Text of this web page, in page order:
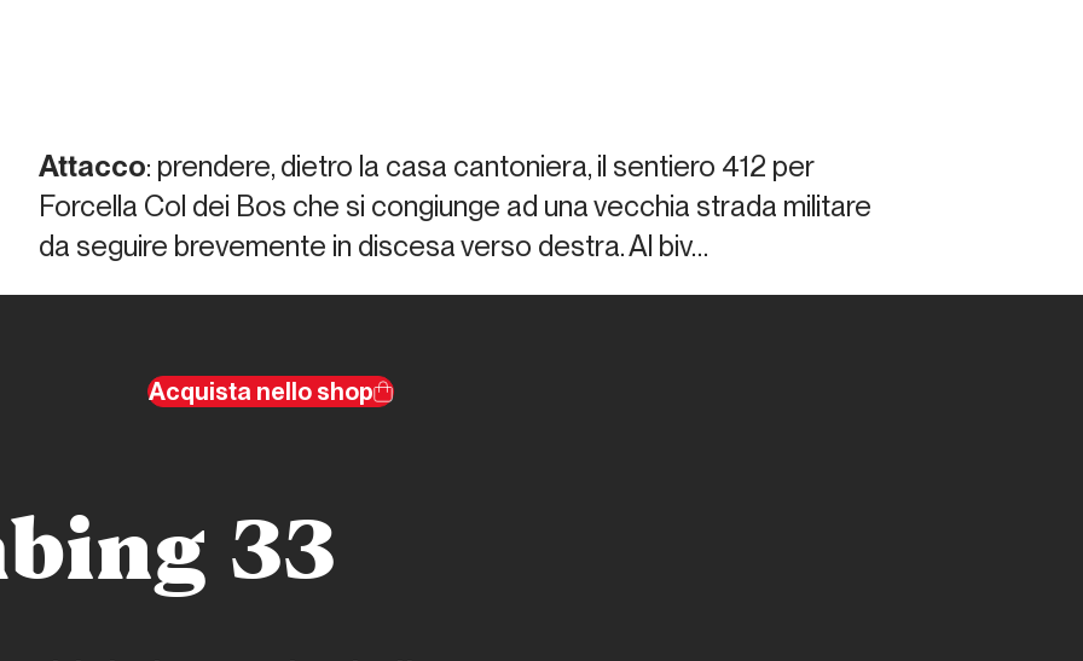
Attacco: prendere, dietro la casa cantoniera, il sentiero 412 per
Forcella Col dei Bos che si congiunge ad una vecchia strada militare
da seguire brevemente in discesa verso destra. Al biv…
33
Acquista nello shop